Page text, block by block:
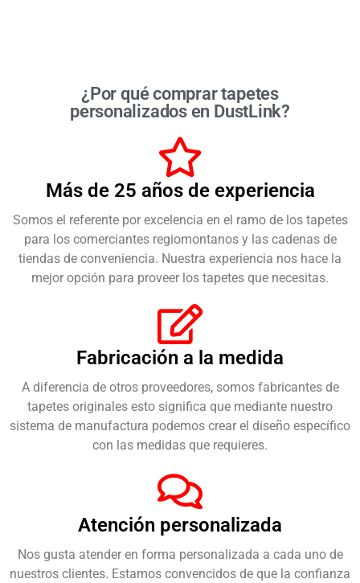
¿Cómo deseas que te contactemos para seguimiento de
Correo
¿Por qué comprar tapetes
personalizados en DustLink?
Más de 25 años de experiencia
Somos el referente por excelencia en el ramo de los tapetes
para los comerciantes regiomontanos y las cadenas de
tiendas de conveniencia. Nuestra experiencia nos hace la
mejor opción para proveer los tapetes que necesitas.
Fabricación a la medida
A diferencia de otros proveedores, somos fabricantes de
tapetes originales esto significa que mediante nuestro
sistema de manufactura podemos crear el diseño específico
con las medidas que requieres.
Atención personalizada
Nos gusta atender en forma personalizada a cada uno de
nuestros clientes. Estamos convencidos de que la confianza